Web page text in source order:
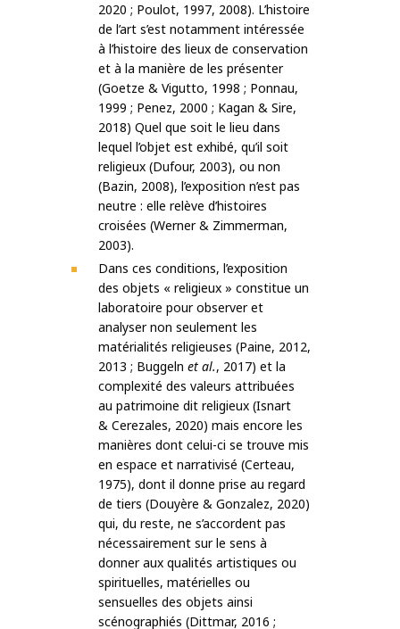
2020 ; Poulot, 1997, 2008). L’histoire
de l’art s’est notamment intéressée
à l’histoire des lieux de conservation
et à la manière de les présenter
(Goetze & Vigutto, 1998 ; Ponnau,
1999 ; Penez, 2000 ; Kagan & Sire,
2018) Quel que soit le lieu dans
lequel l’objet est exhibé, qu’il soit
religieux (Dufour, 2003), ou non
(Bazin, 2008), l’exposition n’est pas
neutre : elle relève d’histoires
croisées (Werner & Zimmerman,
2003).
Dans ces conditions, l’exposition
des objets « religieux » constitue un
laboratoire pour observer et
analyser non seulement les
matérialités religieuses (Paine, 2012,
2013 ; Buggeln et al., 2017) et la
complexité des valeurs attribuées
au patrimoine dit religieux (Isnart
& Cerezales, 2020) mais encore les
manières dont celui-ci se trouve mis
en espace et narrativisé (Certeau,
1975), dont il donne prise au regard
de tiers (Douyère & Gonzalez, 2020)
qui, du reste, ne s’accordent pas
nécessairement sur le sens à
donner aux qualités artistiques ou
spirituelles, matérielles ou
sensuelles des objets ainsi
scénographiés (Dittmar, 2016 ;